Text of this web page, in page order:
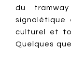
du
signalétique
culturel et
Quelques